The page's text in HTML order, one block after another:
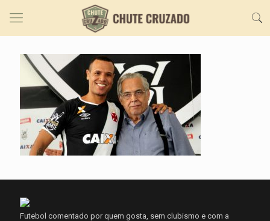
Futebol comentado por quem gosta, sem clubismo e com a